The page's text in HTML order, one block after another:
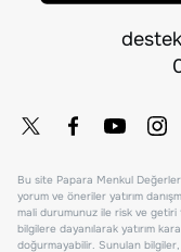
Bu site Papara Menkul
yorum ve öneriler yatırım
mali durumunuz ile risk ve
bilgilere dayanılarak yatırım
doğurmayabilir. Sunulan